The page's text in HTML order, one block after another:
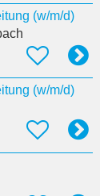
(w/m/d)
(w/m/d)